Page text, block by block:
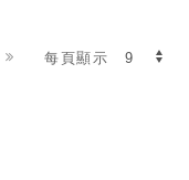
每頁顯示